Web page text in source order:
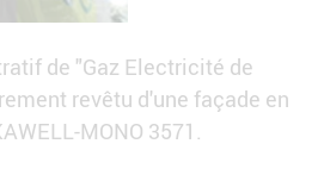
de "Gaz Electricité de
revêtu d'une façade en
MONO 3571.